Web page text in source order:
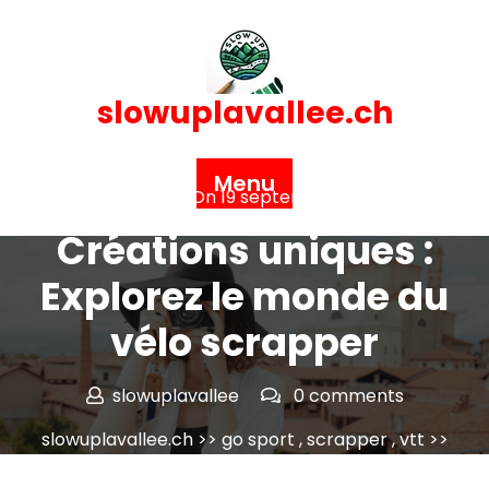
slowuplavallee.ch
Menu
Posted On 19 septembre 2024
Créations uniques :
Explorez le monde du
vélo scrapper
slowuplavallee
0 comments
slowuplavallee.ch>> go sport ,scrapper,vtt >>